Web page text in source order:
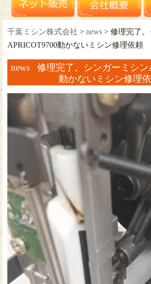
千葉ミシン株式会社 > news > 修理完了
APRICOT9700動かないミシン修理依頼
news 修理完了。シンガーミシン
動かないミシン修理